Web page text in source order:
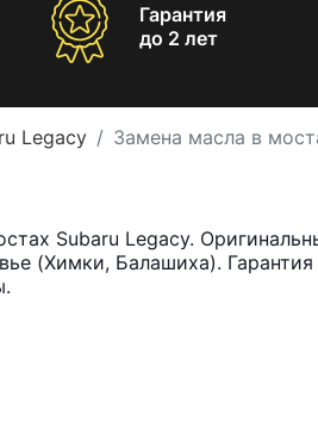
Гарантия
до 2 лет
Legacy Замена масла в
Subaru Legacy.
(Химки, Балашиха).